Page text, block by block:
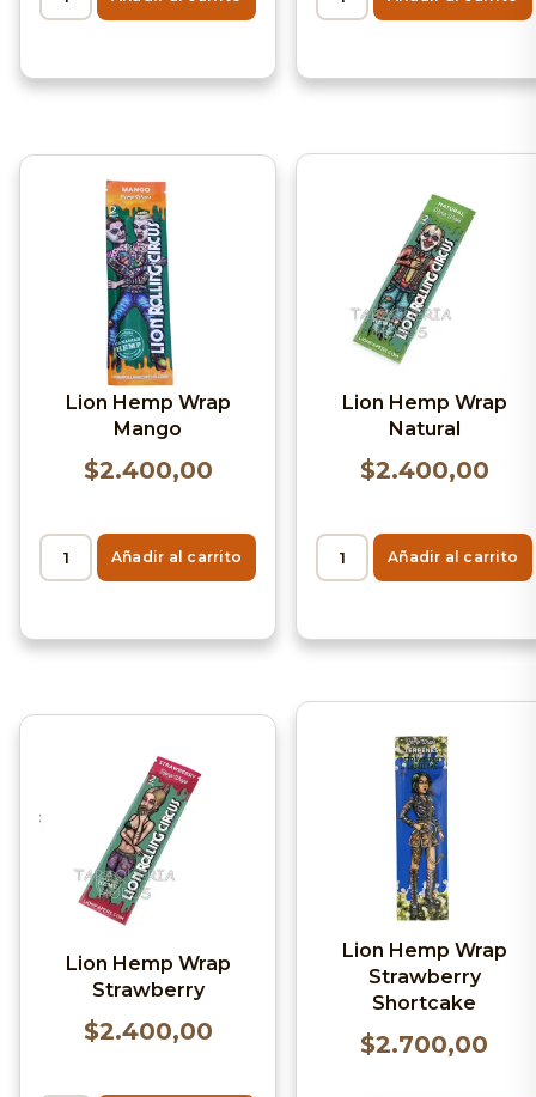
Lion Hemp Wrap
Mango
$2.400,00
Añadir al carrito
Lion Hemp Wrap
Natural
$2.400,00
Añadir al carrito
Lion Hemp Wrap
Strawberry
$2.400,00
Lion Hemp Wrap
Strawberry
Shortcake
$2.700,00